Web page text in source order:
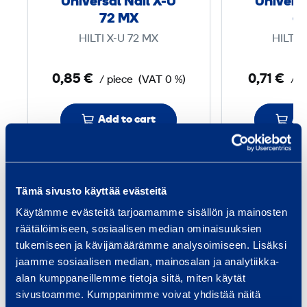
Tämä sivusto käyttää evästeitä
Käytämme evästeitä tarjoamamme sisällön ja mainosten
räätälöimiseen, sosiaalisen median ominaisuuksien
tukemiseen ja kävijämäärämme analysoimiseen. Lisäksi
jaamme sosiaalisen median, mainosalan ja analytiikka-
alan kumppaneillemme tietoja siitä, miten käytät
sivustoamme. Kumppanimme voivat yhdistää näitä
a
i
l
X
U
2
M
X
72 MX
HILTI X-U 72 MX
0,85 € / piece (VAT 0 %)
Add to cart
HILTI
0,71 € /
Services
Traffic safety and
infrastructure